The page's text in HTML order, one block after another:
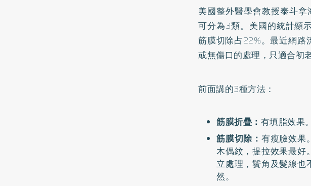
美國整外醫學會教授泰斗
可分為3類。美國的統計顯
筋膜切除占22%。最近網路
或無傷口的處理，只適合初
前面講的3種方法：
筋膜折疊： 有填脂效果。
筋膜切除： 有瘦臉效果
木偶紋，提拉效果最好
立處理，鬢角及髮線也
然。